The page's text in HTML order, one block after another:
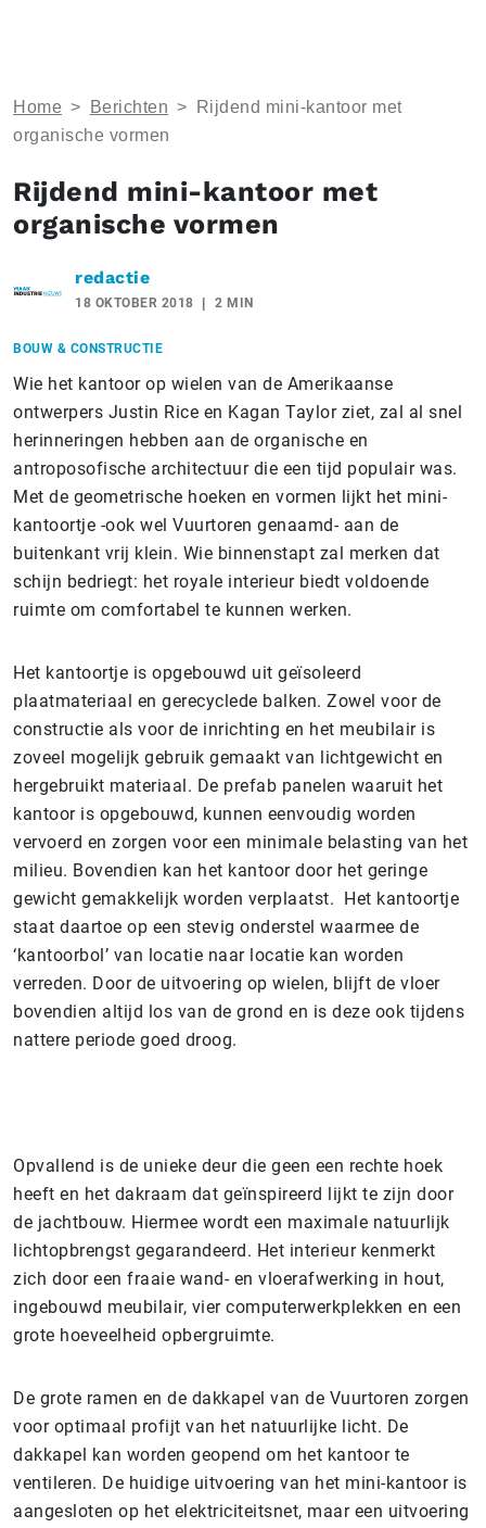
Home > Berichten >
Rijdend mini-kantoor met
organische vormen
Rijdend mini-kantoor met
organische vormen
redactie
18 OKTOBER 2018 2 MIN
BOUW & CONSTRUCTIE
Wie het kantoor op wielen van de Amerikaanse
ontwerpers Justin Rice en Kagan Taylor ziet, zal al snel
herinneringen hebben aan de organische en
antroposofische architectuur die een tijd populair was.
Met de geometrische hoeken en vormen lijkt het mini-
kantoortje -ook wel Vuurtoren genaamd- aan de
buitenkant vrij klein. Wie binnenstapt zal merken dat
schijn bedriegt: het royale interieur biedt voldoende
ruimte om comfortabel te kunnen werken.
Het kantoortje is opgebouwd uit geïsoleerd
plaatmateriaal en gerecyclede balken. Zowel voor de
constructie als voor de inrichting en het meubilair is
zoveel mogelijk gebruik gemaakt van lichtgewicht en
hergebruikt materiaal. De prefab panelen waaruit het
kantoor is opgebouwd, kunnen eenvoudig worden
vervoerd en zorgen voor een minimale belasting van het
milieu. Bovendien kan het kantoor door het geringe
gewicht gemakkelijk worden verplaatst. Het kantoortje
staat daartoe op een stevig onderstel waarmee de
‘kantoorbol’ van locatie naar locatie kan worden
verreden. Door de uitvoering op wielen, blijft de vloer
bovendien altijd los van de grond en is deze ook tijdens
nattere periode goed droog.
Opvallend is de unieke deur die geen een rechte hoek
heeft en het dakraam dat geïnspireerd lijkt te zijn door
de jachtbouw. Hiermee wordt een maximale natuurlijk
lichtopbrengst gegarandeerd. Het interieur kenmerkt
zich door een fraaie wand- en vloerafwerking in hout,
ingebouwd meubilair, vier computerwerkplekken en een
grote hoeveelheid opbergruimte.
De grote ramen en de dakkapel van de Vuurtoren zorgen
voor optimaal profijt van het natuurlijke licht. De
dakkapel kan worden geopend om het kantoor te
ventileren. De huidige uitvoering van het mini-kantoor is
aangesloten op het elektriciteitsnet, maar een uitvoering